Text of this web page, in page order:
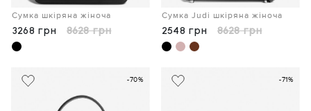
Сумка шкіряна жіноча
3268 грн 8628 грн
Сумка Judi шкіряна жіноча
2548 грн 8628 грн
-70% -71%